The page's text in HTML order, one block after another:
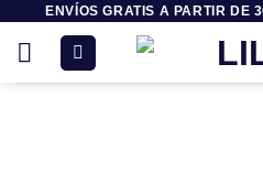
contenido
ENVÍOS GRATIS A PARTIR DE